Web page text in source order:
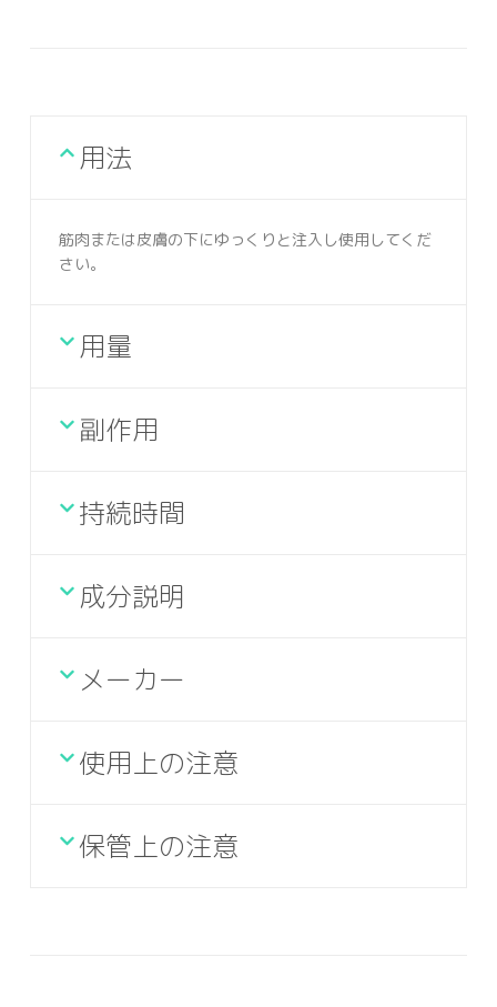
用法
筋肉または皮膚の下にゆっくりと注入し使用してくだ
さい。
用量
副作用
持続時間
成分説明
メーカー
使用上の注意
保管上の注意